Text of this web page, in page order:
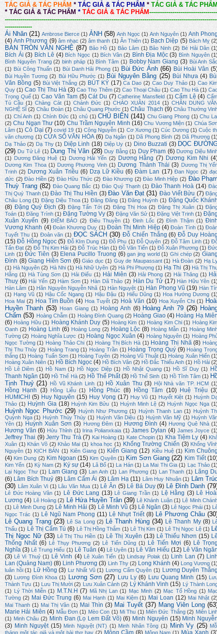
TÁC GIẢ & TÁC PHẨM * TÁC GIẢ & TÁC PHẨM * TÁC GIẢ & TÁC
* TÁC GIẢ & TÁC PHẨM * TÁC GIẢ & TÁC PHẨM-----------------------------------
--------------
Ái Nhân (21) Ambrose Bierce (1) ẢNH (58) Anh Ngọc (1) Anh Nguyên (1) Anh
(4) Anh Phương (9) âm nhạc (2) âm thanh (1) Ân Thiên (1) Bạch Diệp (5) Bách Mỵ
BÀN TRÒN VĂN NGHỆ (87) Bảo Hồ (1) Bảo Lâm (1) Bảo Ninh (2) Bé Hải Dân
Bích Ái (3) Bích Lê (4) Bích Ngọc (1) Bích Vân (2) Bình Địa Mộc (3) Bình Nguyên
Bình Nguyên Trang (2) binh pháp (1) Bình Tâm (1) Bobby Nam Giang (3) Bùi Anh
(1) Bùi Công Thuấn (1) Bùi Danh Hải Phong (1) Bùi Đức Ánh (66) Bùi Hoài Vân
Bùi Huyền Tương (2) Bùi Hữu Phước (1) Bùi Nguyên Bằng (25) Bùi Nhựa (4)
Văn Bồng (5) Bùi Việt Thắng (2) BÚT KÝ (17) Ca Dao (2) Cao Duy Thảo (1) Cao
Quy (1) Cao Thị Thu Hà (3) Cao Thọ Thêm (2) Cao Thoại Châu (1) Cao Thu Hà (1)
Trọng Quế (1) Cao Văn Tam (5) Cát Du (7) Catherine Mansfield (1) Cẩm Lệ (4)
Tú Cầu (1) Chàng Cát (1) Chánh Đức (1) CHÀO XUÂN 2014 (1) CHÂN DUNG
NGHỆ SĨ (2) Châu Đoàn (1) Châu Quang Phước (1) Châu Thạch (9) Châu Thường
(1) Chí Anh (1) Chính Đức (1) chủ (1) CHỦ BIÊN (141) Chu Giang Phong (1) Chu
(2) Chu Ngạn Thư (10) Chu Trầm Nguyên Minh (16) Chu Vương Miện (1) Chúa
Lâm (1) Cỏ Dại (7) covid 19 (1) Công Nguyễn (1) Cơ Xương (1) Cúc Dương (1) Cuộc
văn chương (1) CỬA SỔ VĂN HÓA (6) Dạ Ngân (1) Dã Phong Bình (2) Dã Phương
Dạ Thảo (2) Dạ Thy (1) Diệp Linh (18) Diệp Uy (1) Dino Buzzati (3) DỌC
(29) Du Tử Lê (1) Dung Thị Vân (28) Duy Bằng (1) Duy Phạm (6) Dương Diệu
(1) Dương Đăng Huệ (1) Dương Hải Yến (2) Dương Hằng (7) Dương Kim Nhi
Dương Kim Thoa (1) Dương Phương Vinh (1) Dương Thành Thái (3) Dương Thị
Trinh (2) Dương Xuân Triều (6) Dzạ Lữ Kiều (6) Đàm Lan (17) Đan Ngọc (2)
đức (2) Đào Hiền (2) Đào Hữu Thức (2) Đào Khương (2) Đào Minh Hiệp (2) Đào
Thuỳ Trang (82) Đào Quang Bắc (1) Đào Quý Thạnh (1) Đào Thanh Hoà (14)
Thị Quý Thanh (1) Đào Thị Thu Hiền (3) Đào Văn Đạt (31) Đào Viết Bửu (7)
Châu Long (1) Đặng Diệu Thoa (1) Đăng Đăng (1) Đăng Huỳnh (1) Đặng Quốc
(8) Đặng Quý Địch (3) Đặng Tấn Tới (2) Đặng Thị Hoa (2) Đặng Thị Xuân (1)
Toán (1) Đăng Trình (1) Đặng Tường Vy (3) Đặng Văn Sử (1) Đặng Việt Trinh (1)
Xuân Xuyến (9) ĐIỂM BÁO (2) Điêu Thuyền (1) Đinh Lốc (2) Đình Thậm (1)
Vương Khanh (4) Đoàn Khương Duy (1) Đoàn Thị Minh Hiệp (4) Đoàn Tình (1)
Tuyết Thu (1) Đoản văn (1) ĐỌC SÁCH (30) Đỗ Chiến Thắng (6) Đỗ Duy
(15) Đỗ Hồng Ngọc (5) Đỗ KIm Dung (1) Đỗ Phu (1) Đỗ Quyên (2) Đỗ Tâm Linh (1)
Tấn Đạt (2) Đỗ Thị Kim Hải (2) Đỗ Trúc Hàn (1) Đỗ Văn Tiến (1) Đỗ Xuân Phương (1)
Linh (1) Đức Tiên (3) Elena Pucillo Truong (6) gan jing world (1) Ghi chép (2)
Đình (8) Giang Hiền Sơn (6) Giáo dục (1) Guy de Maupassant (1) Hà Đoàn (2) Hạ
(1) Hà Nguyên (2) Hà Nhi (1) Hà Nhữ Uyên (2) Hà Phi Phượng (1) Hạ Thi (3) Hà Thị
Hằng (1) Hà Tùng Sơn (1) Hải Điểu (1) Hải Miên (3) Hải Phong (2) Hải Thăng (1)
Thuỵ (6) Hải Yến (2) Hàm Sơn (1) Hàn Dã Thảo (2) Hàn Du Tử (17) Hàn Hữu Yên
Hàn Lâm (1) Hãn Nguyên Nguyễn Nhã (1) Hàn Nguyệt (1) Hàn Phong Vũ (19) Hàn
(1) Hạng Vũ (1) Hậu Cốc Ngang (1) Hậu Đậu (1) Hiếu Dũng (1) Hoa Hướng Dương
Hoa Mai (2) Hoa Tím Buồn (4) Hoa Tuyết (2) Hoà Văn (10) Hoa Xuyến Chi (1)
Huyền Thanh (53) Hoan Giang (1) Hoàng Anh (6) Hoàng Anh 79 (26)
Chẩm (53) Hoàng Chẫm (1) Hoàng Đình Quang (2) Hoàng Giao (4) Hoàng Hạ
(6) Hoàng Hữu (1) Hoàng Khánh Duy (5) Hoàng Kim (1) Hoàng Kim Chi (1) Hoàng
Oanh (2) Hoàng Linh (6) Hoàng Long (2) Hoàng Lộc (8) Hoàng Mẫn (1) Hoàng
Tường (2) Hoàng Nghĩa Lược (1) Hoàng Ngọc Xuân (4) Hoàng Nguyên (1) Hoàng
Ngọc Tường (1) Hoàng Thảo Chi (1) Hoàng Thị Bích Hà (1) Hoàng Thị Nhã (8)
Thị Thu Thủy (2) Hoàng Trang (1) Hoàng Trần (1) Hoàng Trọng Quý (9) Hoàng
thắng (1) Hoàng Tuấn Sơn (1) Hoàng Tuyên (2) Hoàng Vũ Thuật (1) Hoàng Xuân Hiến
Hoàng Xuân Niên (1) Hồ Bích Ngọc (4) Hồ Bích Vân (2) Hồ Đắc Thiếu Anh (1) Hồ Hải
Hồ Lê Diêm (1) Hồ Nam (1) Hồ Ngọc Diệp (1) Hồ Nhật Quang (1) Hồ Sĩ Duy (1)
Thanh Ngân (10) Hồ Thế Hà (2) Hồ Thế Phất (3) Hồ Thế Sinh (1) Hồ Tĩnh Tâm (1)
Tịnh Thuỷ (21) Hồ Vũ Khánh Linh (1) Hồ Xuân Thu (3) Hội Nhà văn TP. HCM
Hồng Hạnh (3) Hồng Liễu (1) Hồng Phúc (8) Hồng Tâm (10) Huệ Triệu
HUMICHI (5) Huy Nguyên (15) Huy Vọng (17) Huy Vũ (1) Huyết Kiệt (1) Huỳnh
Thảo (1) Huỳnh Gia (18) Huỳnh Kim Bửu (1) Huỳnh Minh Lệ (2) Huỳnh Ngọc Nga
Huỳnh Ngọc Phước (29) Huỳnh Như Phương (1) Huỳnh Thanh Lan (1) Huỳnh
Quỳnh Nga (1) Huỳnh Thúy Thúy (1) Huỳnh Văn Diệu (1) Huỳnh Văn Mỹ (1) Huỳnh
Yên (1) Huỳnh Xuân Sơn (3) Hương Đêm (1) Hương Đình (4) Hương Quê Nhà
Hương Văn (6) Hửu Thỉnh (1) Irina Polianxkaia (1) James Dylan (4) James Joyce
Jeffrey Thai (9) Jerry Thu Trà (7) Kai Hoàng (1) Kate Chopin (1) Kha Tiệm Ly (4)
Xuân (1) Khán Võ (2) Khảo Mai (1) khoa học (1) Khổng Trường Chiến (3) Khổng
Nguyên (1) KỊCH BẢN (1) Kiên Giang (1) Kiến Giang (12) Kiều Huệ (1) Kim
(4) Kim Dung (2) Kim Ngoan (15) Kim Quyên (1) Kim Sơn Giang (22) Kim Tiết
Kim Yến (1) Kỳ Nam (2) Ký sự (14) Lã Bố (1) La Hán (1) La Mai Thi Gia (1) Lạc Thảo
Lại Ngọc Thư (1) Lam Giang (3) Lan Anh (1) Lan Phương (1) Lan Thanh (1) Lãng
(6) Lâm Bích Thuỷ (8) Lâm Cẩm Ái (3) Lâm Hạ (11) Lâm Huy Nhuận (1)
Lâm
(30) Lâm Xuân Vi (1) Lâu Văn Mua (1) Lê Ân (5) Lê Bá Duy (9) Lê Đình Danh
Lê Đức Hoàng Vân (1) Lê Đức Lang (13) Lê Giang Trần (1) Lệ Hằng (3) Lê
Lương (4) Lê Hoàng (2) Lê Hứa Huyền Trân (39) Lê Khánh Luận (1) Lê Minh
(1) Lê Minh Dung (2) Lê Minh Hải (3) Lê Minh Vũ (3) Lê Ngân (3) Lê Ngọc Phái (1)
Ngọc Trác (1) Lê Ngũ Nam Phong (11) Lê Nhựt Triết (8) Lê Phương Châu
Lê Quang Trạng (23) Lê Sa Long (2) Lê Thanh Hùng (34) Lê Thanh My (8)
Thấu (1) Lê Thị Cẩm Tú (6) Lê Thị Hồng Thắm (1) Lê Thị Kim (1) Lê Thị Ngọc Lệ (1)
Thị Ngọc Nữ (33) Lê Thị Thu Hiền (1) Lê Thị Xuyên (13) Lê Thiếu Nhơn (15)
Thống Nhất (6) Lê Thụy Phương (2) Lê Tiến Dũng (1) Lê Tiến Mợi (6) Lê
Nghĩa (3) Lê Trung Hiếu (1) Lê Tuân (4) Lê Uyên (1) Lê Văn Hiếu (12) Lê Văn
(3) Lê Vi Thuỷ (1) Lê Vinh (4) Lê Xuân Tiến (1) Lindsay Polak (1) Linh Lan (7)
Lan (Quảng Nam) (8) Linh Phương (3) Linh Thy (2) Long Khánh (4) Long Vương
luân hồi (1) Lữ Hồng (3) Lư Nhất Vũ (1) Lương Cẩm Quyên (1) Lương Duyên
(3) Lương Đình Khoa (1) Lương Sơn (27) Lưu Ly (6) Lưu Quang Minh (15)
Thành Tựu (1) Lưu Thị Mười (2) Lưu Xuân Cảnh (2) Lý Khánh Vinh (15) Lý Thành
(1) Lý Thời Miễn (1) M.T.N.H (7) Mã Nhị Lan (1) Mạc Minh (2) Mạc Tố Hồng (1)
Tường (2) Mai Đức Trung (6) Mai Hạnh (1) Mai Kiệm (1) Mai Loan (12) Mai Nhật
Mai Thanh (1) Mai Thị Vân (1) Mai Thìn (3) Mai Tuyết (37) Mang Viên Long
Marie Hải Miên (4) Mẫu Đơn (1) Mèo Con (1) Mi Thu (1) Miên Đức Thắng (2) Miên
(1) Minh Châu (2) Minh Đan (Lọ Lem Đất Võ) (6) Minh Nguyên (15) Minh
(3) Minh Nguyệt (15) Minh Nguyệt (NT) (1) Minh Nhân Tông (1) Minh Vy (25)
tháng một tác giả và một bài thơ hay (2) Mộng Cầm (8) Mộng Nam (1) Mùa Xanh